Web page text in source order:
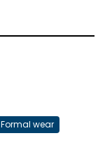
Formal wear